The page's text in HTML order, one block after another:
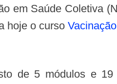
em Saúde Coletiva
hoje o curso
de 5 módulos e